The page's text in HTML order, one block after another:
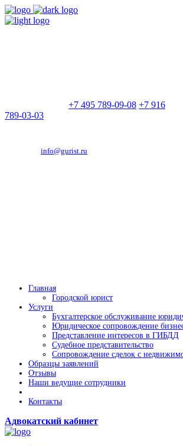
+7 495 789-09-08 +7 916
789-03-03
info@gurist.ru
Главная
Городской юрист
Услуги
Бухгалтерское обслуживание
Юридическое сопровождение
Представление интересов в ГИБДД
Судебное представительство
Сопровождение сделок с
Образцы заявлений
Отзывы
Наши ведущие сотрудники
Контакты
Адвокатский кабинет